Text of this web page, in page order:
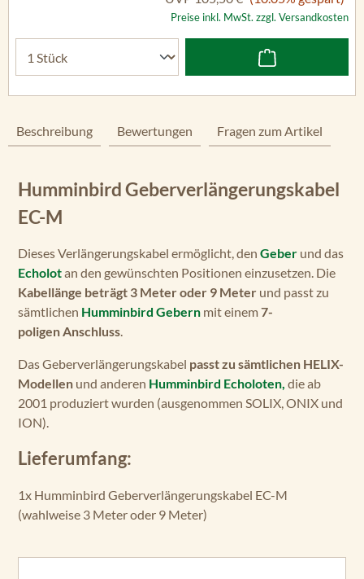
Preise inkl. MwSt. zzgl. Versandkosten
Beschreibung Bewertungen Fragen zum Artikel
Humminbird Geberverlängerungskabel
EC-M
Dieses Verlängerungskabel ermöglicht, den Geber und das
Echolotan den gewünschten Positionen einzusetzen. Die
Kabellänge beträgt 3 Meter oder 9 Meter und passt zu
sämtlichen Humminbird Gebern mit einem7-
poligen Anschluss.
Das Geberverlängerungskabel passt zu sämtlichen HELIX-
Modellen und anderen Humminbird Echoloten, die ab
2001 produziert wurden (ausgenommen SOLIX, ONIX und
ION).
Lieferumfang:
1x Humminbird Geberverlängerungskabel EC-M
(wahlweise 3 Meter oder 9 Meter)